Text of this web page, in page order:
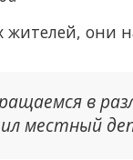
они
в
местный